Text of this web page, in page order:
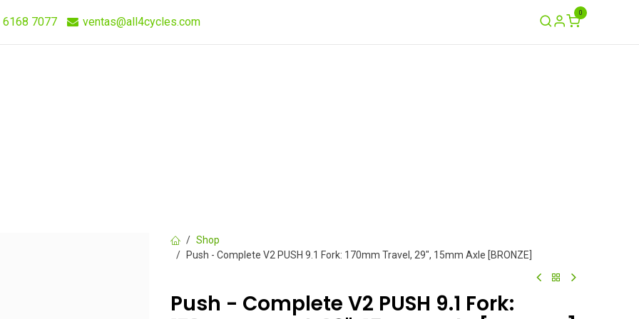
6168 7077 ventas@all4cycles.com
0
Shop
Push - Complete V2 PUSH 9.1 Fork: 170mm Travel, 29", 15mm Axle [BRONZE]
Push - Complete V2 PUSH 9.1 Fork: